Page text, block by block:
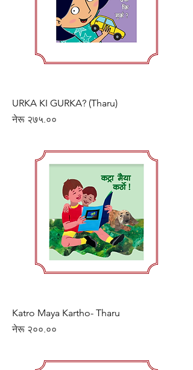
URKA KI GURKA? (Tharu)
Price
नेरू २७५.००
Katro Maya Kartho- Tharu
Price
नेरू २००.००